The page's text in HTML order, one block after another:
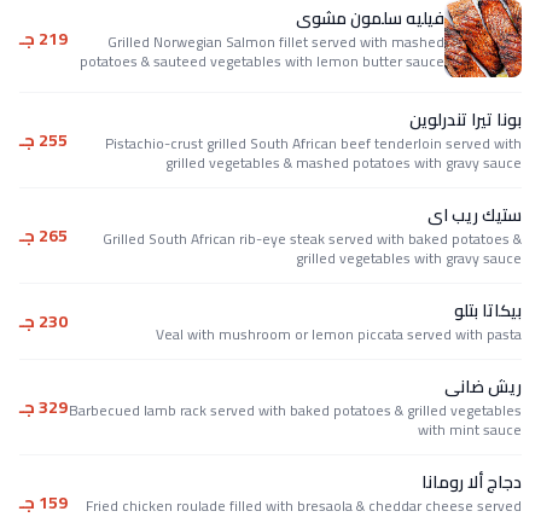
فيليه سلمون مشوى
Grilled Norwegian Salmon fillet served with mashed
potatoes & sauteed vegetables with lemon butter sauce
219 جـ
بونا تيرا تندرلوين
Pistachio-crust grilled South African beef tenderloin served with
grilled vegetables & mashed potatoes with gravy sauce
255 جـ
ستيك ريب اى
Grilled South African rib-eye steak served with baked potatoes &
grilled vegetables with gravy sauce
265 جـ
بيكاتا بتلو
Veal with mushroom or lemon piccata served with pasta 230 جـ
ريش ضانى
Barbecued lamb rack served with baked potatoes & grilled vegetables
with mint sauce
329 جـ
دجاج ألا رومانا
Fried chicken roulade filled with bresaola & cheddar cheese served 159 جـ